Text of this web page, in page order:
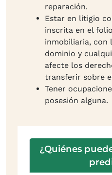
reparación.
Estar en litigio
inscrita en el
inmobiliaria, con
dominio y
afecte los
transferir sobre
Tener
posesión alguna.
¿Quiénes